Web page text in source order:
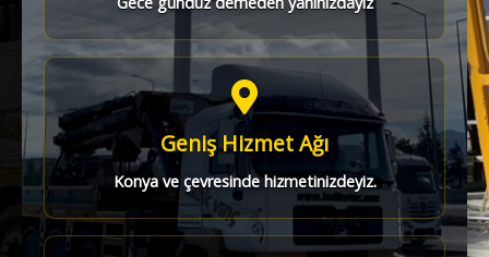
Geniş Hizmet Ağı
Konya ve çevresinde hizmetinizdeyiz.